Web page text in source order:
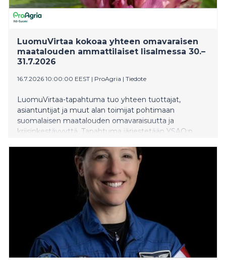
LuomuVirtaa kokoaa yhteen omavaraisen
maatalouden ammattilaiset Iisalmessa 30.–
31.7.2026
16.7.2026 10:00:00 EEST | ProAgria | Tiedote
LuomuVirtaa-tapahtuma tuo yhteen tuottajat,
asiantuntijat ja muut alan toimijat pohtimaan
suomalaisen maatalouden omavaraisuutta ja
kriisinkestävyyttä. Tapahtuma järjestetään YSAO:n
Iisalmi), joka tarjoaa loistavat puitteet
käytännönläheiselle ohjelmalle.